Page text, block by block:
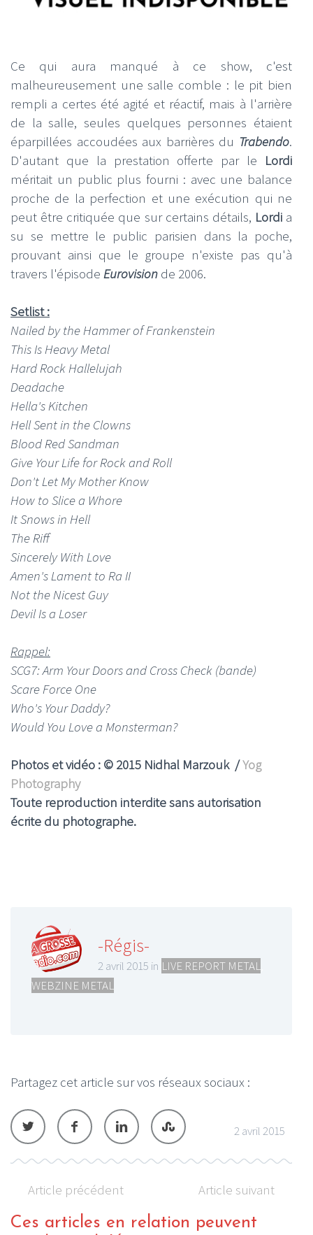
Ce qui aura manqué à ce show, c'est
malheureusement une salle comble : le pit bien
rempli a certes été agité et réactif, mais à l'arrière
de la salle, seules quelques personnes étaient
éparpillées accoudées aux barrières du Trabendo.
D'autant que la prestation offerte par le Lordi
méritait un public plus fourni : avec une balance
proche de la perfection et une exécution qui ne
peut être critiquée que sur certains détails, Lordia
su se mettre le public parisien dans la poche,
prouvant ainsi que le groupe n'existe pas qu'à
travers l'épisode Eurovision de 2006.
Setlist :
Nailed by the Hammer of Frankenstein
This Is Heavy Metal
Hard Rock Hallelujah
Deadache
Hella's Kitchen
Hell Sent in the Clowns
Blood Red Sandman
Give Your Life for Rock and Roll
Don't Let My Mother Know
How to Slice a Whore
It Snows in Hell
The Riff
Sincerely With Love
Amen's Lament to Ra II
Not the Nicest Guy
Devil Is a Loser
Rappel:
SCG7: Arm Your Doors and Cross Check (bande)
Scare Force One
Who's Your Daddy?
Would You Love a Monsterman?
Photos et vidéo : © 2015 Nidhal Marzouk /Yog
Photography
Toute reproduction interdite sans autorisation
écrite du photographe.
-Régis-
2 avril 2015 in LIVE REPORT METAL
WEBZINE METAL
Partagez cet article sur vos réseaux sociaux :
2 avril 2015
Article précédent Article suivant
Ces articles en relation peuvent